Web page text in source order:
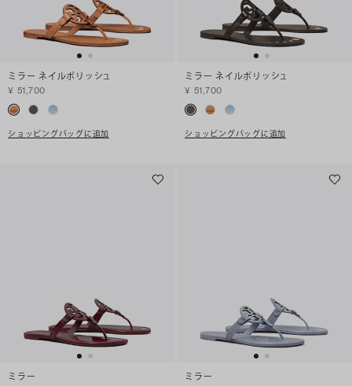
ミラー ネイルポリッシュ
¥ 51,700
ショッピングバッグに追加
ミラー ネイルポリッシュ
¥ 51,700
ショッピングバッグに追加
ミラー
ミラー